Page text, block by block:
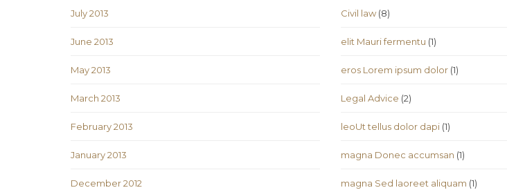
July 2013
June 2013
May 2013
March 2013
February 2013
January 2013
December 2012
Civil law(8)
elit Mauri fermentu (1)
eros Lorem ipsum dolor (1)
Legal Advice (2)
leoUt tellus dolor dapi (1)
magna Donec accumsan (1)
magna Sed laoreet aliquam (1)